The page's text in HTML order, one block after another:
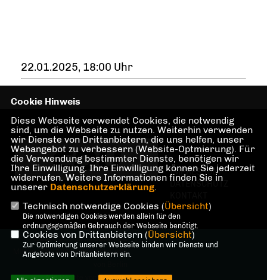
22.01.2025, 18:00 Uhr
IMPRESSUM
DATENSCHUTZ
@2026 Dr. Martin Sattelkau,
Mitglied des Abgeordnetenhauses
Alle Rechte vorbehalten.
Cookie Hinweis
Diese Webseite verwendet Cookies, die notwendig
sind, um die Webseite zu nutzen. Weiterhin verwenden
wir Dienste von Drittanbietern, die uns helfen, unser
Webangebot zu verbessern (Website-Optmierung). Für
die Verwendung bestimmter Dienste, benötigen wir
Ihre Einwilligung. Ihre Einwilligung können Sie jederzeit
widerrufen. Weitere Informationen finden Sie in
unserer Datenschutzerklärung.
Technisch notwendige Cookies (Übersicht)
Die notwendigen Cookies werden allein für den
ordnungsgemäßen Gebrauch der Webseite benötigt.
Cookies von Drittanbietern (Übersicht)
Zur Optimierung unserer Webseite binden wir Dienste und
Angebote von Drittanbietern ein.